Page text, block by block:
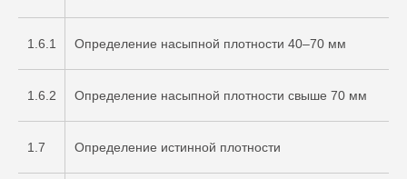
1.6.1 Определение насыпной плотности 40–70 мм
1.6.2 Определение насыпной плотности свыше 70 мм
1.7 Определение истинной плотности